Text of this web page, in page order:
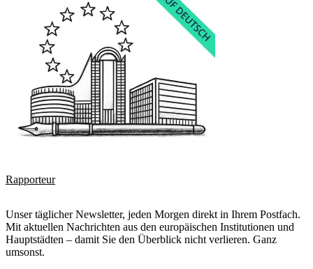
Rapporteur
Unser täglicher Newsletter, jeden Morgen direkt in Ihrem Postfach.
Mit aktuellen Nachrichten aus den europäischen Institutionen und
Hauptstädten – damit Sie den Überblick nicht verlieren. Ganz
umsonst.